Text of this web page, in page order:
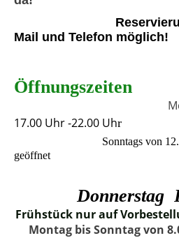
Reservierungen
Mail und Telefon möglich!
Öffnungszeiten
Montag bis
17.00 Uhr -22.00 Uhr
Sonntags von
geöffnet
Donnerstag
Frühstück nur auf
Montag bis Sonntag von